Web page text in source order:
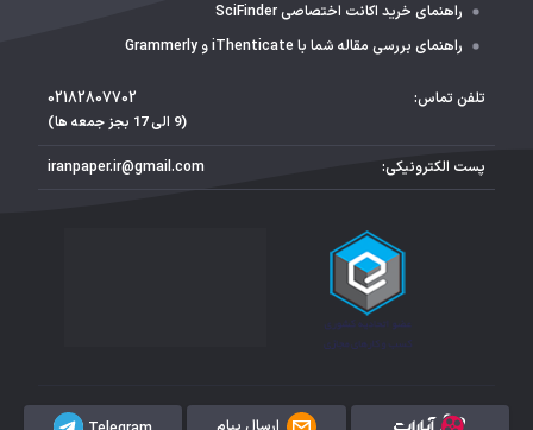
راهنمای خرید اکانت اختصاصی SciFinder
راهنمای بررسی مقاله شما با iThenticate و Grammerly
تلفن تماس: 02182807702
(9 الی 17 بجز جمعه ها)
پست الکترونیکی: iranpaper.ir@gmail.com